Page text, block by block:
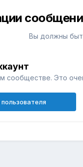
Вы должны
сообществе. Это